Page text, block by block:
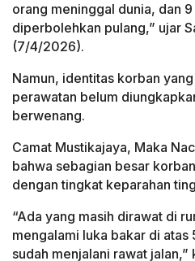
orang meninggal dunia, dan
diperbolehkan pulang,” ujar
(7/4/2026).
Namun, identitas korban
perawatan belum
berwenang.
Camat Mustikajaya, Maka
bahwa sebagian besar
dengan tingkat keparahan
“Ada yang masih dirawat di
mengalami luka bakar di
sudah menjalani rawat jalan,”